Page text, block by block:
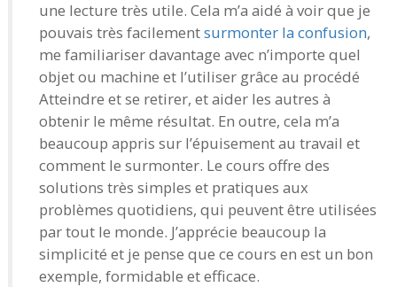
une lecture très utile. Cela m’a aidé à voir que je
pouvais très facilementsurmonter la confusion,
me familiariser davantage avec n’importe quel
objet ou machine et l’utiliser grâce au procédé
Atteindre et se retirer, et aider les autres à
obtenir le même résultat. En outre, cela m’a
beaucoup appris sur l’épuisement au travail et
comment le surmonter. Le cours offre des
solutions très simples et pratiques aux
problèmes quotidiens, qui peuvent être utilisées
par tout le monde. J’apprécie beaucoup la
simplicité et je pense que ce cours en est un bon
exemple, formidable et efficace.